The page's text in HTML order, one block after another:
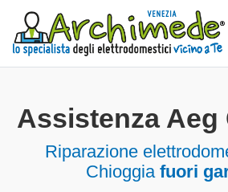
Assistenza Aeg
Riparazione
Chioggia fuori